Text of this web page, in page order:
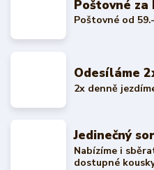
Poštovné za
Poštovné od
Odesíláme
2x denně
Jedinečný
Nabízíme i
dostupné